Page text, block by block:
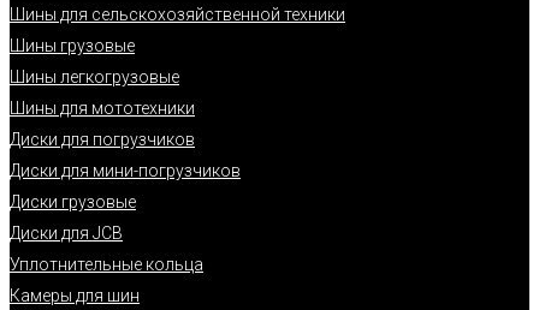
Шины для сельскохозяйственной техники
Шины грузовые
Шины легкогрузовые
Шины для мототехники
Диски для погрузчиков
Диски для мини-погрузчиков
Диски грузовые
Диски для JCB
Уплотнительные кольца
Камеры для шин